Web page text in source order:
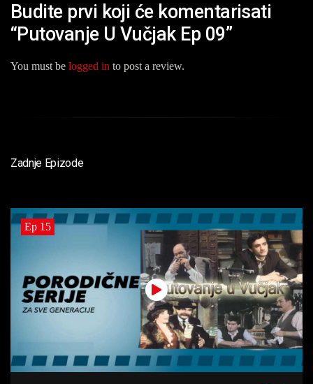
Budite prvi koji će komentarisati
“Putovanje U Vučjak Ep 09”
You must be logged in to post a review.
Zadnje Epizode
Ep 15